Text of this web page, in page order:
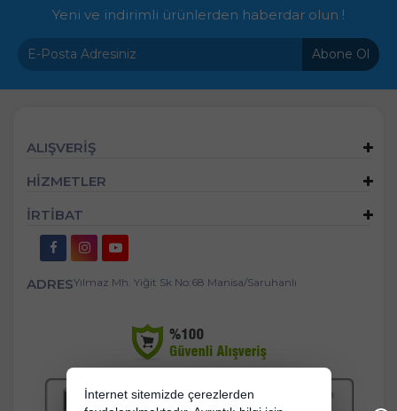
Yeni ve indirimli ürünlerden haberdar olun !
Abone Ol
ALIŞVERİŞ
HİZMETLER
İRTİBAT
ADRESYılmaz Mh. Yiğit Sk No:68 Manisa/Saruhanlı
İnternet sitemizde çerezlerden